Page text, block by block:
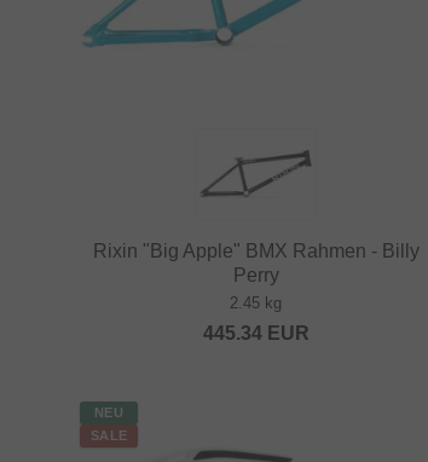
Rixin "Big Apple" BMX Rahmen - Billy
Perry
2.45 kg
445.34EUR
NEU
SALE